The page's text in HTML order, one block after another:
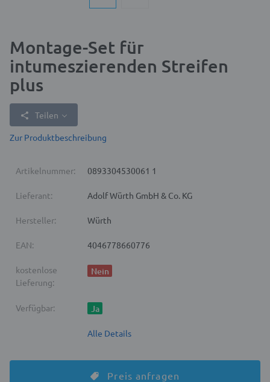
Montage-Set für
intumeszierenden Streifen
plus
Teilen
Zur Produktbeschreibung
Artikelnummer: 0893304530061 1
Lieferant: Adolf Würth GmbH & Co. KG
Hersteller: Würth
EAN: 4046778660776
kostenlose
Lieferung:
Nein
Verfügbar: Ja
Alle Details
Preis anfragen